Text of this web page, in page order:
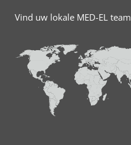
Vind uw lokale MED-EL team